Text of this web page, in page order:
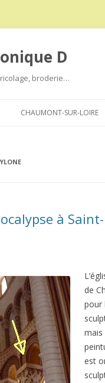
D
broderie…
CHAUMONT-SUR-LOIRE
à
de
pour
mais
est